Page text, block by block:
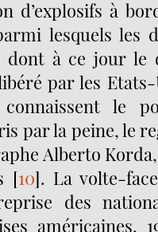
d’explosifs à
lesquels les
à ce jour le
par les
connaissent le
par la peine, le
Alberto
[10]. La volte-
des
américaines.